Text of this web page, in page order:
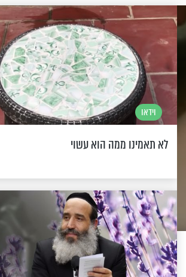
וידאו
לא תאמינו ממה הוא עשוי